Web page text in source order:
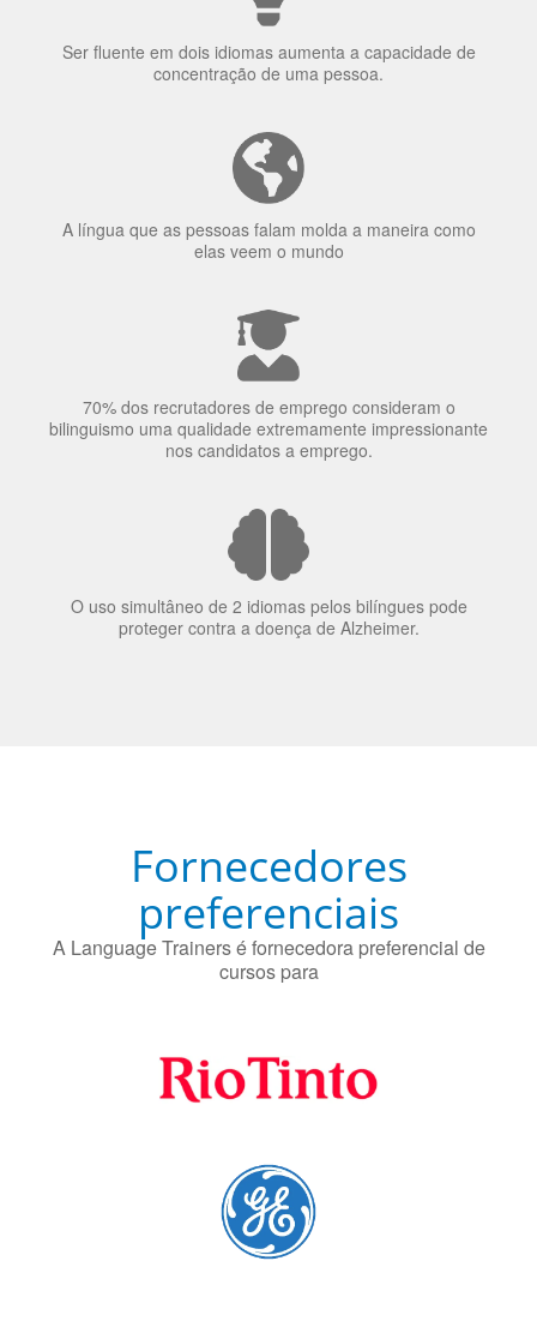
Ser fluente em dois idiomas aumenta a capacidade de
concentração de uma pessoa.
A língua que as pessoas falam molda a maneira como
elas veem o mundo
bilinguismo uma qualidade extremamente impressionante
nos candidatos a emprego.
Fornecedores
preferenciais
cursos para